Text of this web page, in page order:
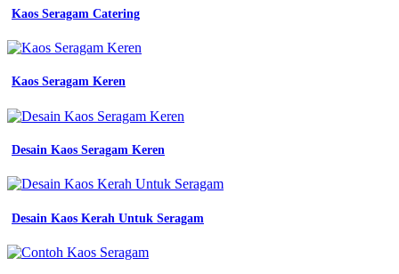
tunik
biru
rok
seragam
wanita
seragam
pria
biru
dongker
pns
Kaos Seragam Catering
Kaos Seragam Keren
Desain Kaos Seragam Keren
Desain Kaos Kerah Untuk Seragam